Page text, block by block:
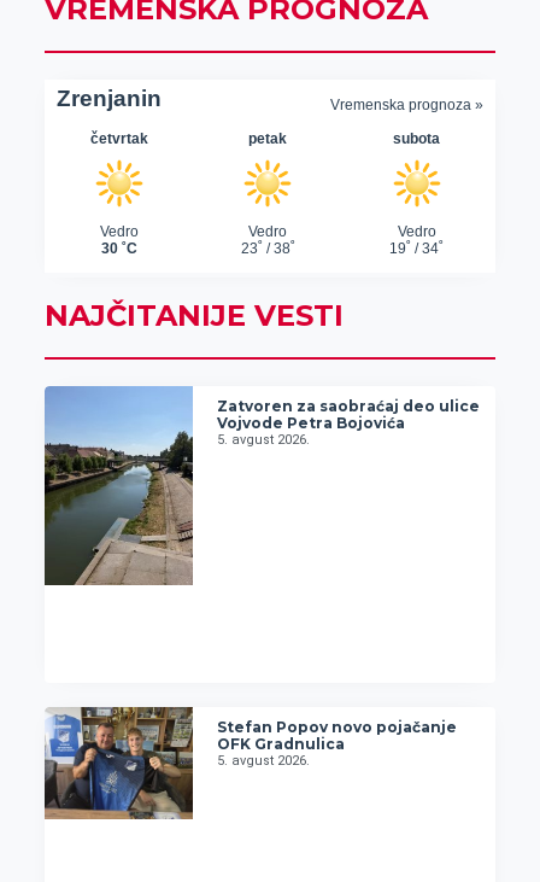
VREMENSKA PROGNOZA
NAJČITANIJE VESTI
Zatvoren za saobraćaj deo ulice
Vojvode Petra Bojovića
5. avgust 2026.
Stefan Popov novo pojačanje
OFK Gradnulica
5. avgust 2026.